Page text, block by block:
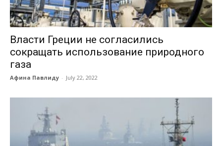
Власти Греции не согласились
сокращать использование природного
газа
Афина Павлиду - July 22, 2022